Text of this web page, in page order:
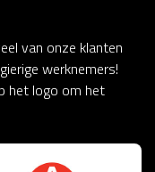
van onze klanten
werknemers!
het logo om het